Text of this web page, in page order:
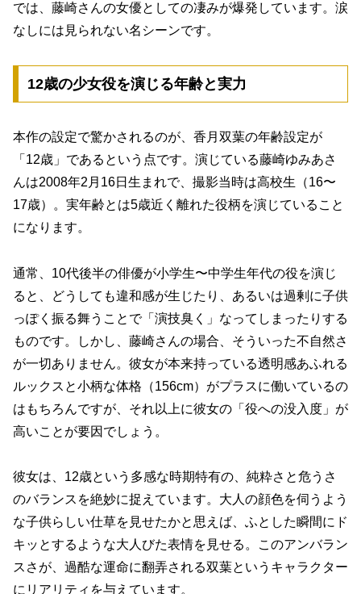
では、藤崎さんの女優としての凄みが爆発しています。涙
なしには見られない名シーンです。
12歳の少女役を演じる年齢と実力
本作の設定で驚かされるのが、香月双葉の年齢設定が
「12歳」であるという点です。演じている藤崎ゆみあさ
んは2008年2月16日生まれで、撮影当時は高校生（16〜
17歳）。実年齢とは5歳近く離れた役柄を演じていること
になります。
通常、10代後半の俳優が小学生〜中学生年代の役を演じ
ると、どうしても違和感が生じたり、あるいは過剰に子供
っぽく振る舞うことで「演技臭く」なってしまったりする
ものです。しかし、藤崎さんの場合、そういった不自然さ
が一切ありません。彼女が本来持っている透明感あふれる
ルックスと小柄な体格（156cm）がプラスに働いているの
はもちろんですが、それ以上に彼女の「役への没入度」が
高いことが要因でしょう。
彼女は、12歳という多感な時期特有の、純粋さと危うさ
のバランスを絶妙に捉えています。大人の顔色を伺うよう
な子供らしい仕草を見せたかと思えば、ふとした瞬間にド
キッとするような大人びた表情を見せる。このアンバラン
スさが、過酷な運命に翻弄される双葉というキャラクター
にリアリティを与えています。